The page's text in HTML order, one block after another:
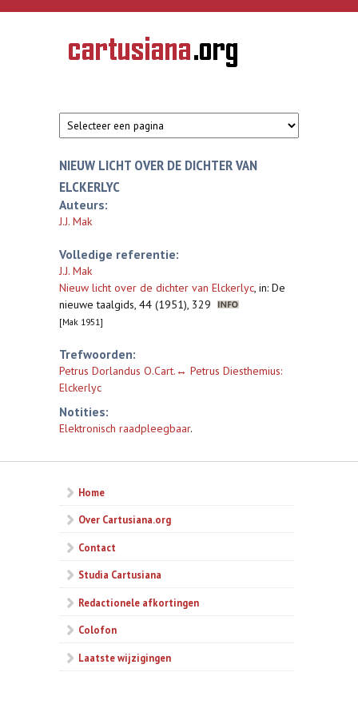
Overslaan en naar de inhoud gaan
CARTUSIANA
Geschiedenis
van de
NIEUW LICHT OVER DE DICHTER VAN
ELCKERLYC
Auteurs:
J.J. Mak
Volledige referentie:
J.J. Mak
Nieuw licht over de dichter van Elckerlyc, in: De
nieuwe taalgids, 44 (1951), 329
[Mak 1951]
Trefwoorden:
Petrus Dorlandus O.Cart.↔ Petrus Diesthemius:
Elckerlyc
Notities:
Elektronisch raadpleegbaar.
Home
Over Cartusiana.org
Contact
Studia Cartusiana
Redactionele afkortingen
Colofon
Laatste wijzigingen